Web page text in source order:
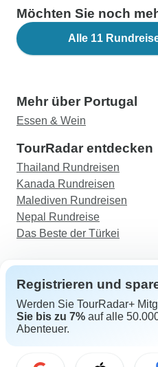
Möchten Sie noch
Alle 11
Mehr über Portugal
Essen & Wein
TourRadar entdecken
Thailand Rundreisen
Kanada Rundreisen
Malediven Rundreisen
Nepal Rundreise
Das Beste der Türkei
Support
Kontakt
Registrieren und
Werden Sie TourRadar+
Sie bis zu 7% auf alle
Abenteuer.